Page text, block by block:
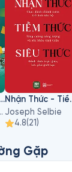
Gen Alpha Và Áp Lực Thành Tích
Wallace
Nhận
Joseph Selbie
4.8(21)
Gặp